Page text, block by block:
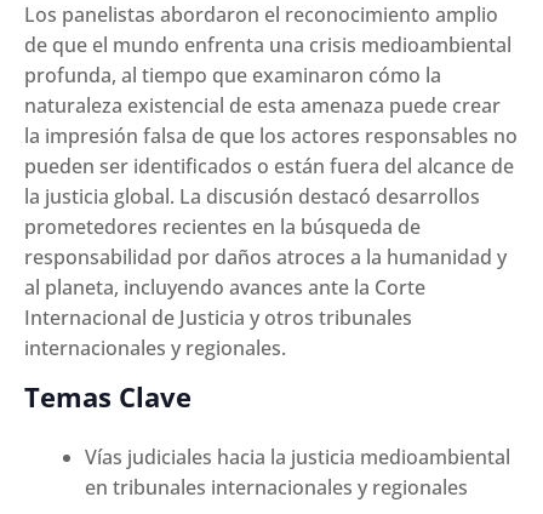
Los panelistas abordaron el reconocimiento amplio
de que el mundo enfrenta una crisis medioambiental
profunda, al tiempo que examinaron cómo la
naturaleza existencial de esta amenaza puede crear
la impresión falsa de que los actores responsables no
pueden ser identificados o están fuera del alcance de
la justicia global. La discusión destacó desarrollos
prometedores recientes en la búsqueda de
responsabilidad por daños atroces a la humanidad y
al planeta, incluyendo avances ante la Corte
Internacional de Justicia y otros tribunales
internacionales y regionales.
Temas Clave
Vías judiciales hacia la justicia medioambiental
en tribunales internacionales y regionales